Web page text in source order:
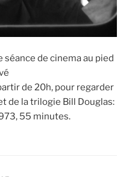
séance de cinema au pied
de 20h, pour regarder
de la trilogie Bill Douglas:
55 minutes.